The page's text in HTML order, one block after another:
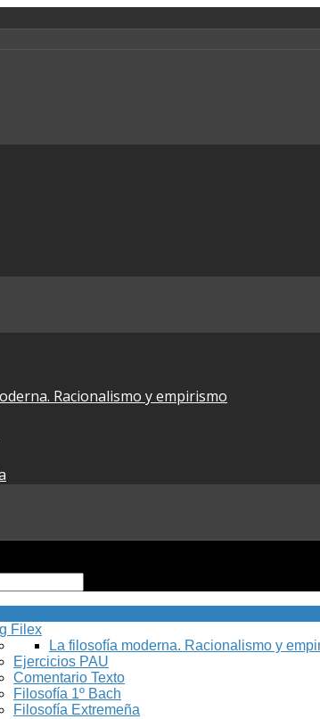
Racionalismo y empirismo
Filex
La filosofía moderna. Racionalismo y
Ejercicios PAU
Comentario Texto
Filosofía 1º Bach
Filosofía Extremeña